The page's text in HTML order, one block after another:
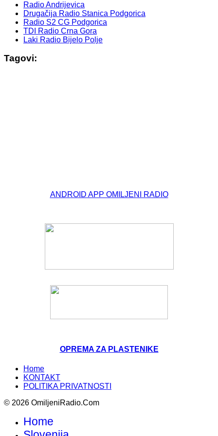
Radio Andrijevica
Drugačija Radio Stanica Podgorica
Radio S2 CG Podgorica
TDI Radio Crna Gora
Laki Radio Bijelo Polje
Tagovi:
ANDROID APP OMILJENI RADIO
OPREMA ZA PLASTENIKE
Home
KONTAKT
POLITIKA PRIVATNOSTI
© 2026 OmiljeniRadio.Com
Home